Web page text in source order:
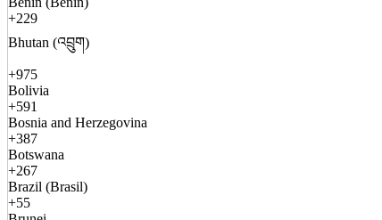
+229
Bhutan (འབྲུག)
+975
Bolivia
+591
Bosnia and Herzegovina
+387
Botswana
+267
Brazil (Brasil)
+55